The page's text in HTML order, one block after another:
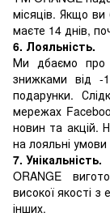
місяців. Якщо
маєте 14 днів,
6. Лояльність.
Ми дбаємо про
знижками від -
подарунки.
мережах
новин та акцій.
на лояльні умови
7. Унікальність.
ORANGE
високої якості з
інших.